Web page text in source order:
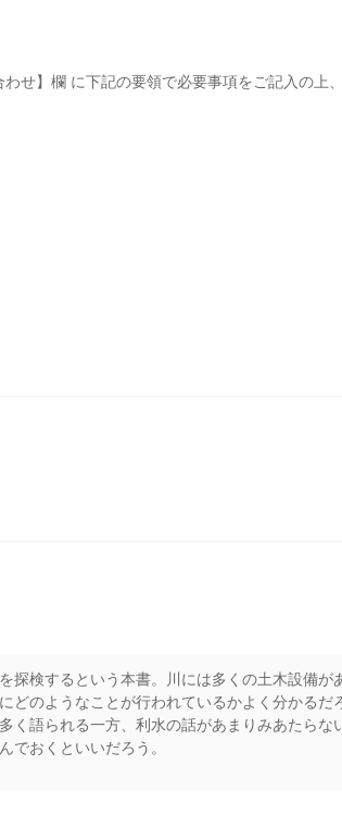
せ】欄 に下記の要領で必要事項をご記入の上、
検するという本書。川には多くの土木設備が
のようなことが行われているかよく分かるだ
語られる一方、利水の話があまりみあたらな
でおくといいだろう。